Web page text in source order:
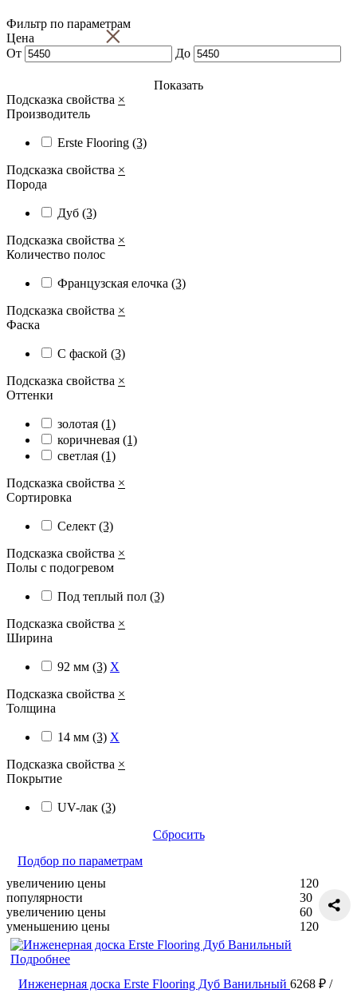
Фильтр по параметрам
×
Цена
От
До
Показать
Подсказка свойства ×
Производитель
Erste Flooring (3)
Подсказка свойства ×
Порода
Дуб (3)
Подсказка свойства ×
Количество полос
Французская елочка (3)
Подсказка свойства ×
Фаска
С фаской (3)
Подсказка свойства ×
Оттенки
золотая (1)
коричневая (1)
светлая (1)
Подсказка свойства ×
Сортировка
Селект (3)
Подсказка свойства ×
Полы с подогревом
Под теплый пол (3)
Подсказка свойства ×
Ширина
92 мм (3) X
Подсказка свойства ×
Толщина
14 мм (3) X
Подсказка свойства ×
Покрытие
UV-лак (3)
Сбросить
Подбор по параметрам
увеличению цены
популярности
увеличению цены
уменьшению цены
120
30
60
120
Подробнее
Инженерная доска Erste Flooring Дуб Ванильный 6268 ₽ /